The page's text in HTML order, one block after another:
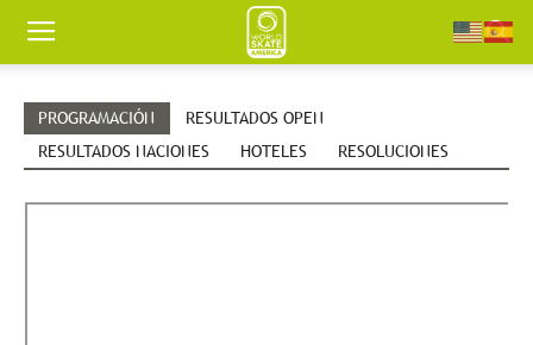
Worldskate
America
PROGRAMACIÓN
RESULTADOS OPEN
RESULTADOS NACIONES
HOTELES RESOLUCIONES